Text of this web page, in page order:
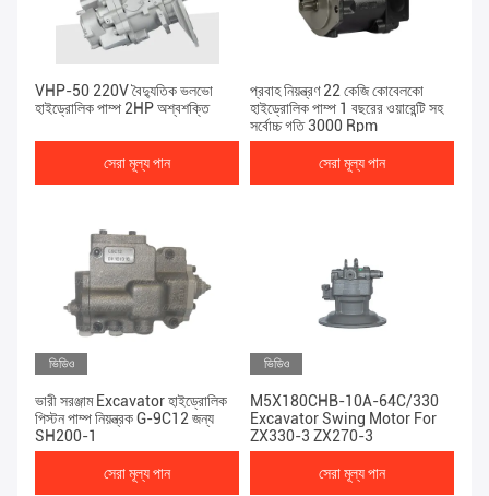
VHP-50 220V বৈদ্যুতিক ভলভো
হাইড্রোলিক পাম্প 2HP অশ্বশক্তি
সেরা মূল্য পান
প্রবাহ নিয়ন্ত্রণ 22 কেজি কোবেলকো
হাইড্রোলিক পাম্প 1 বছরের ওয়ারেন্টি সহ
সর্বোচ্চ গতি 3000 Rpm
সেরা মূল্য পান
ভিডিও
ভারী সরঞ্জাম Excavator হাইড্রোলিক
পিস্টন পাম্প নিয়ন্ত্রক G-9C12 জন্য
SH200-1
সেরা মূল্য পান
ভিডিও
M5X180CHB-10A-64C/330
Excavator Swing Motor For
ZX330-3 ZX270-3
সেরা মূল্য পান